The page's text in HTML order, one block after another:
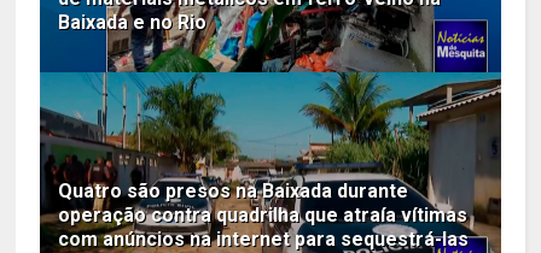
Baixada e no Rio
Quatro são presos na Baixada durante
operação contra quadrilha que atraía vítimas
com anúncios na internet para sequestrá-las